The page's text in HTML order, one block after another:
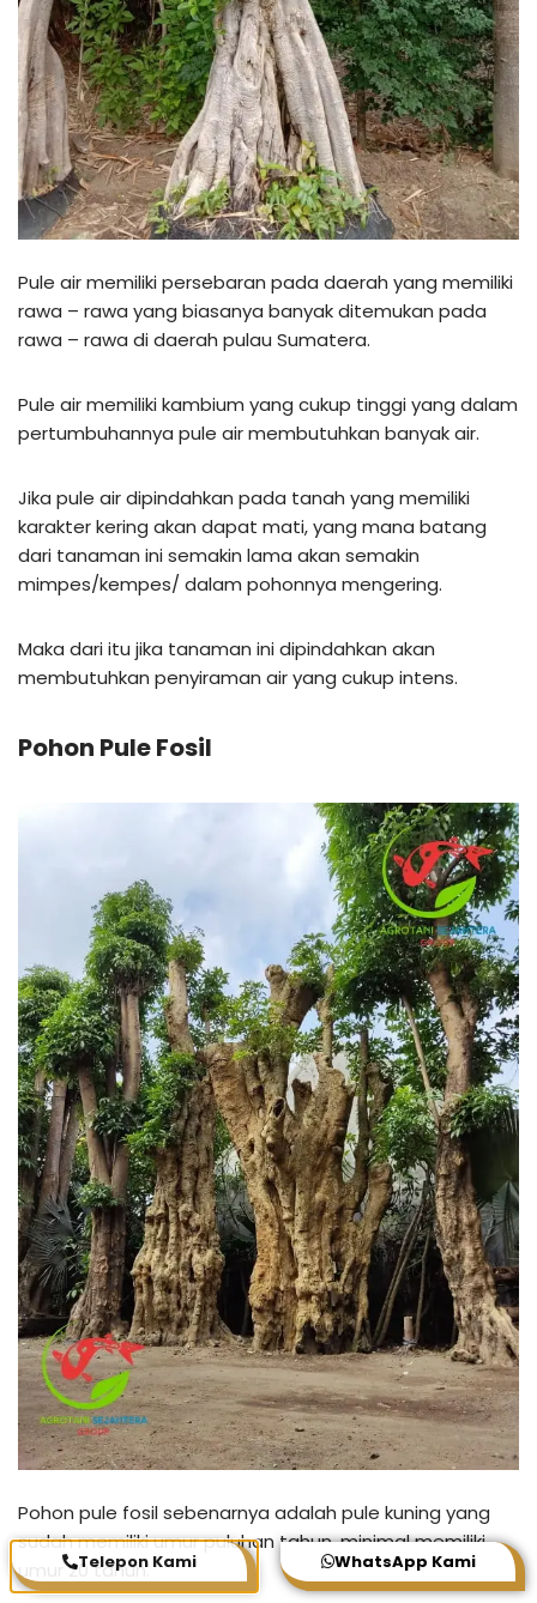
Pule air memiliki persebaran pada daerah yang memiliki
rawa – rawa yang biasanya banyak ditemukan pada
rawa – rawa di daerah pulau Sumatera.
Pule air memiliki kambium yang cukup tinggi yang dalam
pertumbuhannya pule air membutuhkan banyak air.
Jika pule air dipindahkan pada tanah yang memiliki
karakter kering akan dapat mati, yang mana batang
dari tanaman ini semakin lama akan semakin
mimpes/kempes/ dalam pohonnya mengering.
Maka dari itu jika tanaman ini dipindahkan akan
membutuhkan penyiraman air yang cukup intens.
Pohon Pule Fosil
Pohon pule fosil sebenarnya adalah pule kuning yang
sudah memiliki umur puluhan tahun, minimal memiliki
umur 20 tahun.
Telepon Kami WhatsApp Kami